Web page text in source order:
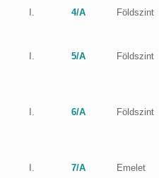
I. 4/A Földszint
I. 5/A Földszint
I. 6/A Földszint
I. 7/A Emelet